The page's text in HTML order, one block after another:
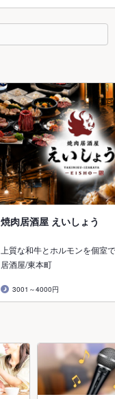
焼肉居酒屋 えいしょう
上質な和牛とホルモンを個室
居酒屋/東本町
3001～4000円